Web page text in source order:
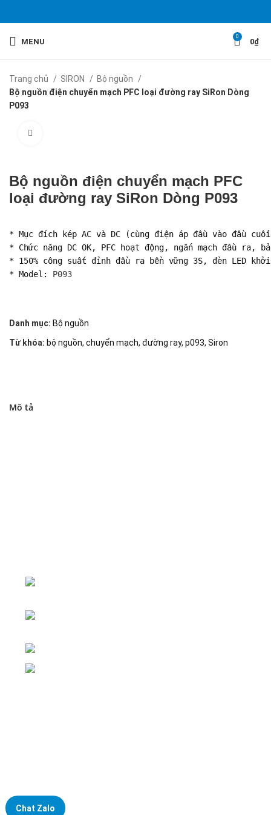
MENU
0
0₫
Trang chủ SIRON
Bộ nguồn
Bộ nguồn điện chuyển mạch PFC loại đường ray SiRon Dòng
P093
Bộ nguồn điện chuyển mạch PFC
loại đường ray SiRon Dòng P093
* Mục đích kép AC và DC (cùng điện áp đầu vào đầu
* Chức năng DC OK, PFC hoạt động, ngắn mạch đầu
* 150% công suất đỉnh đầu ra bền vững 3S, đèn LED
* Model: P093
Danh mục: Bộ nguồn
Từ khóa: bộ nguồn, chuyển mạch, đường ray, p093, Siron
Mô tả
Chat Zalo